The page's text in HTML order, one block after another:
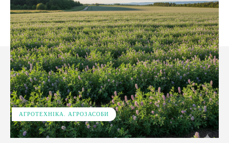
АГРОТЕХНІКА. АГРОЗАСОБИ